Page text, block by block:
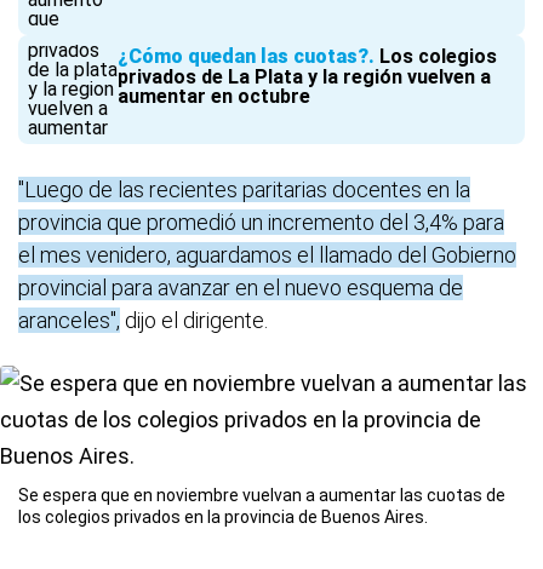
¿Cómo quedan las cuotas? Los colegios
privados de La Plata y la región vuelven a
aumentar en octubre
"Luego de las recientes paritarias docentes en la
provincia que promedió un incremento del 3,4% para
el mes venidero, aguardamos el llamado del Gobierno
provincial para avanzar en el nuevo esquema de
aranceles", dijo el dirigente.
Se espera que en noviembre vuelvan a aumentar las cuotas de
los colegios privados en la provincia de Buenos Aires.